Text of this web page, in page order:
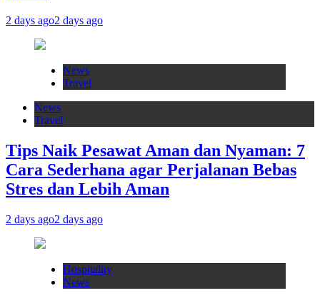
2 days ago2 days ago
News
Travel
News
Travel
Tips Naik Pesawat Aman dan Nyaman: 7
Cara Sederhana agar Perjalanan Bebas
Stres dan Lebih Aman
2 days ago2 days ago
Hospitality
News